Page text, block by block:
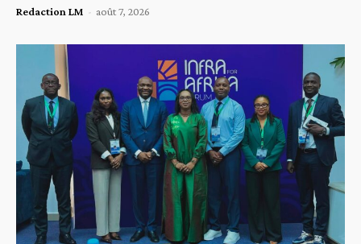
Redaction LM - août 7, 2026